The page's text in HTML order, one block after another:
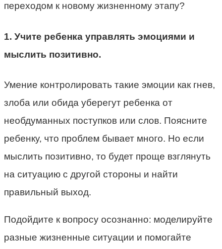
переходом к новому жизненному этапу?
1. Учите ребенка управлять эмоциями и
мыслить позитивно.
Умение контролировать такие эмоции как гнев,
злоба или обида уберегут ребенка от
необдуманных поступков или слов. Поясните
ребенку, что проблем бывает много. Но если
мыслить позитивно, то будет проще взглянуть
на ситуацию с другой стороны и найти
правильный выход.
Подойдите к вопросу осознанно: моделируйте
разные жизненные ситуации и помогайте